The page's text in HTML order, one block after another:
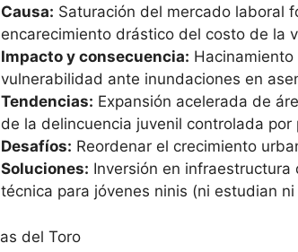
Causa: Saturación del mercado laboral
encarecimiento drástico del costo de la
Impacto y consecuencia:
vulnerabilidad ante inundaciones en
Tendencias: Expansión acelerada de
de la delincuencia juvenil controlada por
Desafíos: Reordenar el crecimiento
Soluciones: Inversión en
técnica para jóvenes ninis (ni estudian
del Toro